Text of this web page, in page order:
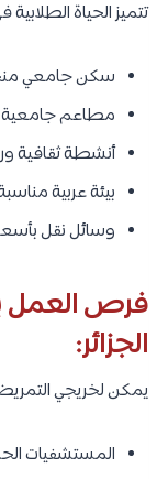
تتميز الحياة الطلابية
سكن جامعي
مطاعم
أنشطة ثقافية
بيئة عربية
وسائل نقل
فرص العمل
الجزائر:
يمكن لخريجي
المستشفيات